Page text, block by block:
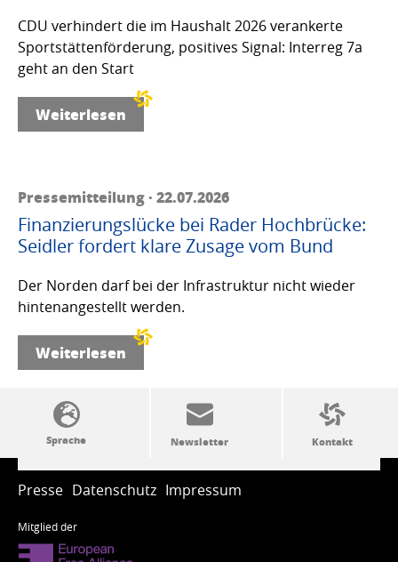
CDU verhindert die im Haushalt 2026 verankerte
Sportstättenförderung, positives Signal: Interreg 7a
geht an den Start
Weiterlesen
Pressemitteilung · 22.07.2026
Finanzierungslücke bei Rader Hochbrücke:
Seidler fordert klare Zusage vom Bund
Der Norden darf bei der Infrastruktur nicht wieder
hintenangestellt werden.
Weiterlesen
SSW-Politik von A bis Z
Presse Datenschutz Impressum
Mitglied der